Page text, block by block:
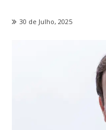
30 de Julho, 2025